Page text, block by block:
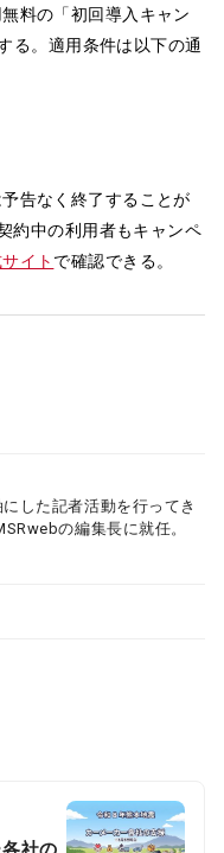
料の「初回導入キャン
る。適用条件は以下の通
告なく終了することが
約中の利用者もキャンペ
イト で確認できる。
した記者活動を行ってき
の編集長に就任。